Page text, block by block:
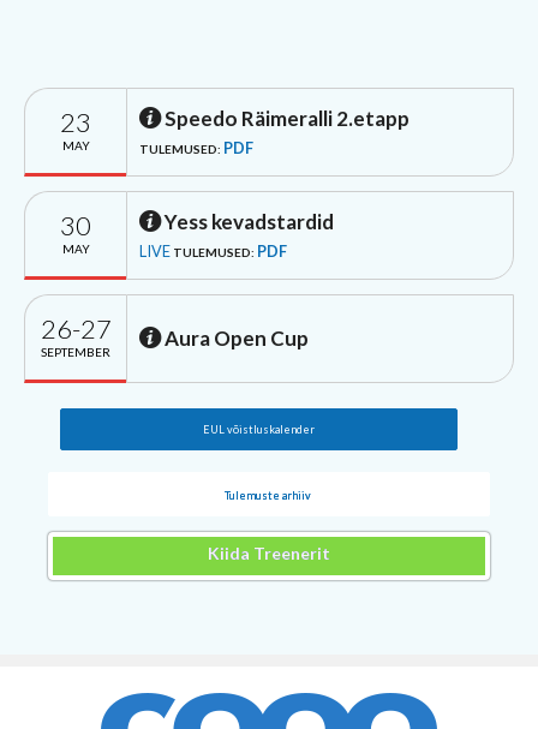
23
MAY
Speedo Räimeralli 2.etapp
TULEMUSED: PDF
30
MAY
Yess kevadstardid
LIVE TULEMUSED: PDF
26-27
SEPTEMBER
Aura Open Cup
EUL võistluskalender
Tulemuste arhiiv
Kiida Treenerit